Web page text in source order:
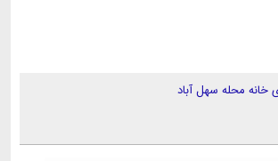
خانه محله سهل آباد